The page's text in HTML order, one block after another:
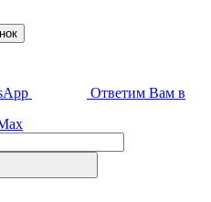
Ответим Вам в